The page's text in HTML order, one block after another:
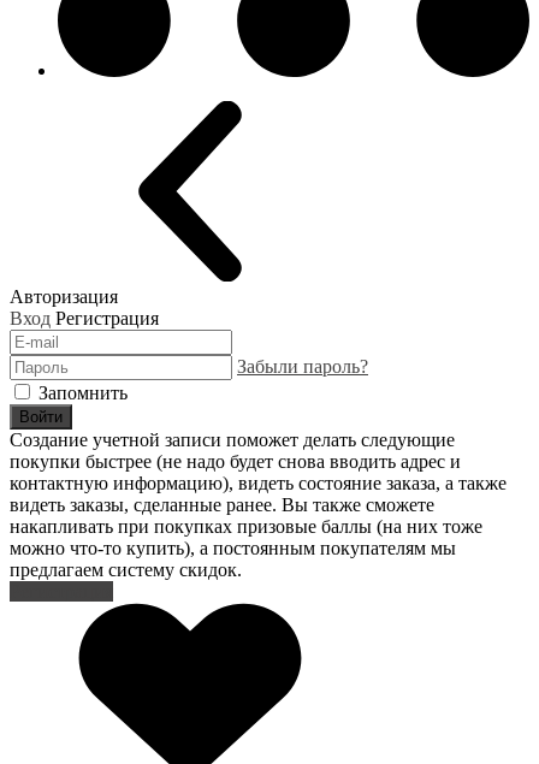
Авторизация
Вход Регистрация
Забыли пароль?
Запомнить
Войти
Создание учетной записи поможет делать следующие
покупки быстрее (не надо будет снова вводить адрес и
контактную информацию), видеть состояние заказа, а также
видеть заказы, сделанные ранее. Вы также сможете
накапливать при покупках призовые баллы (на них тоже
можно что-то купить), а постоянным покупателям мы
предлагаем систему скидок.